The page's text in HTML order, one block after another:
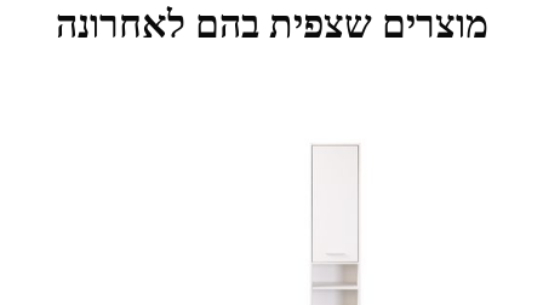
מוצרים שצפית בהם לאחרונה